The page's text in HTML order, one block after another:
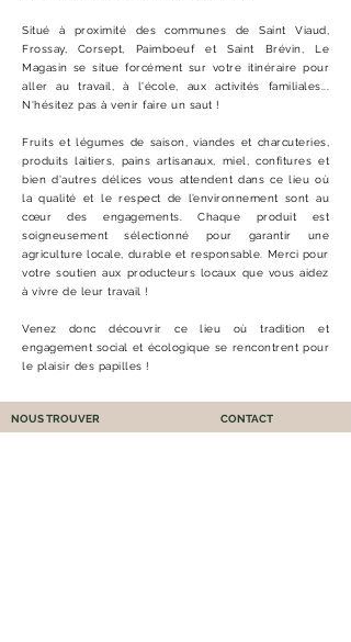
Situé à proximité des communes de Saint Viaud,
Frossay, Corsept, Paimboeuf et Saint Brévin, Le
Magasin se situe forcément sur votre itinéraire pour
aller au travail, à l'école, aux activités familiales...
N'hésitez pas à venir faire un saut !
Fruits et légumes de saison, viandes et charcuteries,
produits laitiers, pains artisanaux, miel, confitures et
bien d'autres délices vous attendent dans ce lieu où
la qualité et le respect de l’environnement sont au
cœur des engagements. Chaque produit est
soigneusement sélectionné pour garantir une
agriculture locale, durable et responsable. Merci pour
votre soutien aux producteurs locaux que vous aidez
à vivre de leur travail !
Venez donc découvrir ce lieu où tradition et
engagement social et écologique se rencontrent pour
le plaisir des papilles !
NOUS TROUVER CONTACT